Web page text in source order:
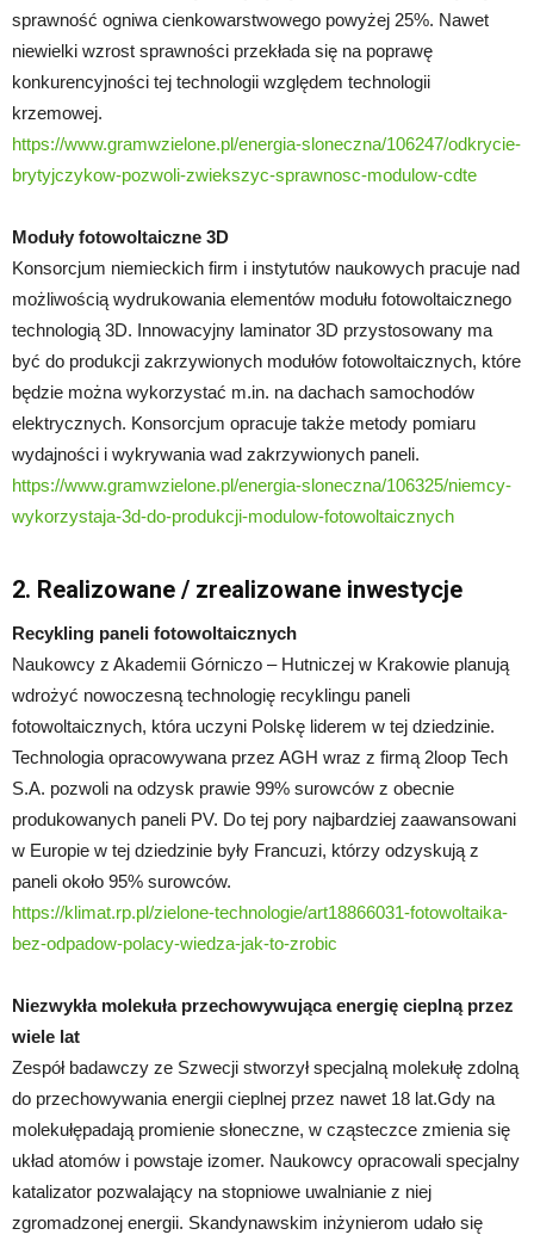
sprawność ogniwa cienkowarstwowego powyżej 25%. Nawet
niewielki wzrost sprawności przekłada się na poprawę
konkurencyjności tej technologii względem technologii
krzemowej.
https://www.gramwzielone.pl/energia-sloneczna/106247/odkrycie-
brytyjczykow-pozwoli-zwiekszyc-sprawnosc-modulow-cdte
Moduły fotowoltaiczne 3D
Konsorcjum niemieckich firm i instytutów naukowych pracuje nad
możliwością wydrukowania elementów modułu fotowoltaicznego
technologią 3D. Innowacyjny laminator 3D przystosowany ma
być do produkcji zakrzywionych modułów fotowoltaicznych, które
będzie można wykorzystać m.in. na dachach samochodów
elektrycznych. Konsorcjum opracuje także metody pomiaru
wydajności i wykrywania wad zakrzywionych paneli.
https://www.gramwzielone.pl/energia-sloneczna/106325/niemcy-
wykorzystaja-3d-do-produkcji-modulow-fotowoltaicznych
2. Realizowane / zrealizowane inwestycje
Recykling paneli fotowoltaicznych
Naukowcy z Akademii Górniczo – Hutniczej w Krakowie planują
wdrożyć nowoczesną technologię recyklingu paneli
fotowoltaicznych, która uczyni Polskę liderem w tej dziedzinie.
Technologia opracowywana przez AGH wraz z firmą 2loop Tech
S.A. pozwoli na odzysk prawie 99% surowców z obecnie
produkowanych paneli PV. Do tej pory najbardziej zaawansowani
w Europie w tej dziedzinie były Francuzi, którzy odzyskują z
paneli około 95% surowców.
https://klimat.rp.pl/zielone-technologie/art18866031-fotowoltaika-
bez-odpadow-polacy-wiedza-jak-to-zrobic
Niezwykła molekuła przechowywująca energię cieplną przez
wiele lat
Zespół badawczy ze Szwecji stworzył specjalną molekułę zdolną
do przechowywania energii cieplnej przez nawet 18 lat.Gdy na
molekułępadają promienie słoneczne, w cząsteczce zmienia się
układ atomów i powstaje izomer. Naukowcy opracowali specjalny
katalizator pozwalający na stopniowe uwalnianie z niej
zgromadzonej energii. Skandynawskim inżynierom udało się